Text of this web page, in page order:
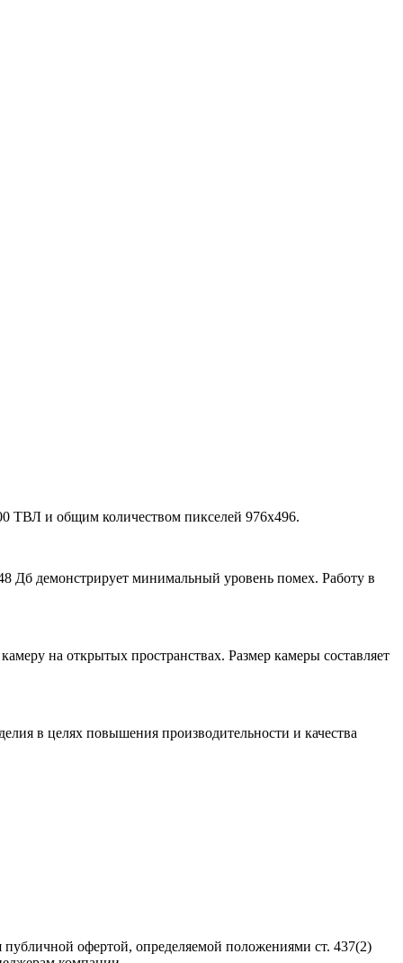
ТВЛ и общим количеством пикселей 976x496.
Дб демонстрирует минимальный уровень помех. Работу в
на открытых пространствах. Размер камеры составляет
в целях повышения производительности и качества
офертой, определяемой положениями ст. 437(2)